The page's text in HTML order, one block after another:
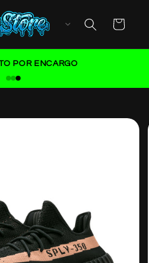
Cart
POR ENCARGO